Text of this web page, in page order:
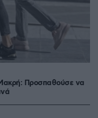
Προσπαθούσε να